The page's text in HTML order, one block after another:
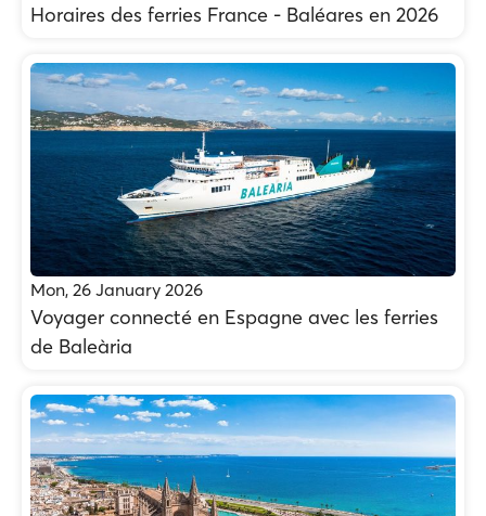
Horaires des ferries France - Baléares en 2026
Mon, 26 January 2026
Voyager connecté en Espagne avec les ferries
de Baleària